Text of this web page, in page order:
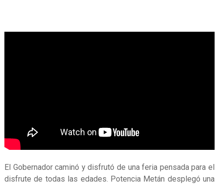
El Gobernador caminó y disfrutó de una feria pensada para el
disfrute de todas las edades. Potencia Metán desplegó una